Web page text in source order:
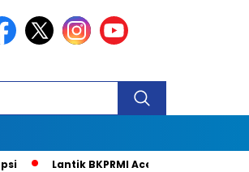
Lantik BKPRMI Aceh Jaya, Muslem D: